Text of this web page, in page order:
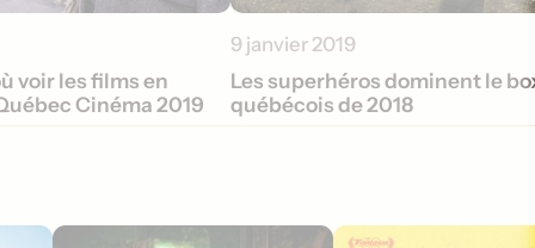
voir les films en
Cinéma 2019
9 janvier 2019
Les superhéros dominent le
québécois de 2018